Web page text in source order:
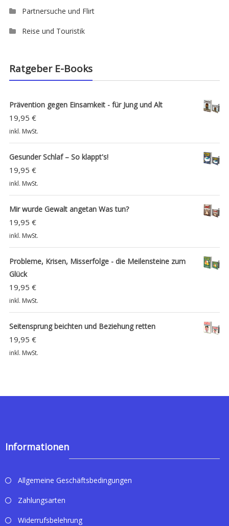
Partnersuche und Flirt
Reise und Touristik
Ratgeber E-Books
Prävention gegen Einsamkeit - für Jung und Alt
19,95 €
inkl. MwSt.
Gesunder Schlaf – So klappt's!
19,95 €
inkl. MwSt.
Mir wurde Gewalt angetan Was tun?
19,95 €
inkl. MwSt.
Probleme, Krisen, Misserfolge - die Meilensteine zum
Glück
19,95 €
inkl. MwSt.
Seitensprung beichten und Beziehung retten
19,95 €
inkl. MwSt.
Informationen
Allgemeine Geschäftsbedingungen
Zahlungsarten
Widerrufsbelehrung